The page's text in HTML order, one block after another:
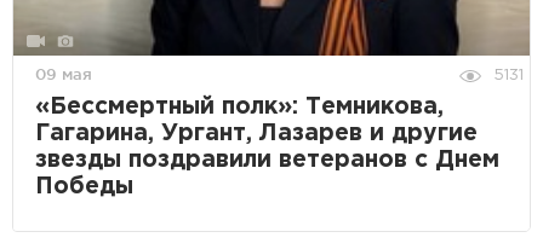
09 мая 5131
«Бессмертный полк»: Темникова,
Гагарина, Ургант, Лазарев и другие
звезды поздравили ветеранов с Днем
Победы